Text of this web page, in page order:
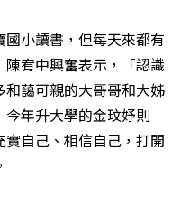
小讀書，但每天來都有
宥中興奮表示，「認識
藹可親的大哥哥和大姊
年升大學的金玟妤則
自己、相信自己，打開